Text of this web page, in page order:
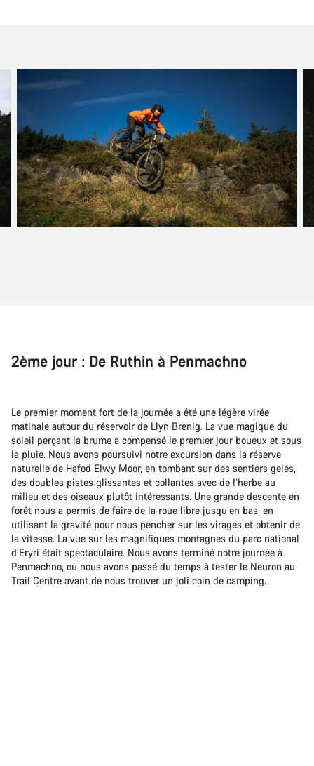
2ème jour : De Ruthin à Penmachno
Le premier moment fort de la journée a été une légère virée
matinale autour du réservoir de Llyn Brenig. La vue magique du
soleil perçant la brume a compensé le premier jour boueux et sous
la pluie. Nous avons poursuivi notre excursion dans la réserve
naturelle de Hafod Elwy Moor, en tombant sur des sentiers gelés,
des doubles pistes glissantes et collantes avec de l’herbe au
milieu et des oiseaux plutôt intéressants. Une grande descente en
forêt nous a permis de faire de la roue libre jusqu’en bas, en
utilisant la gravité pour nous pencher sur les virages et obtenir de
la vitesse. La vue sur les magnifiques montagnes du parc national
d’Eryri était spectaculaire. Nous avons terminé notre journée à
Penmachno, où nous avons passé du temps à tester le Neuron au
Trail Centre avant de nous trouver un joli coin de camping.